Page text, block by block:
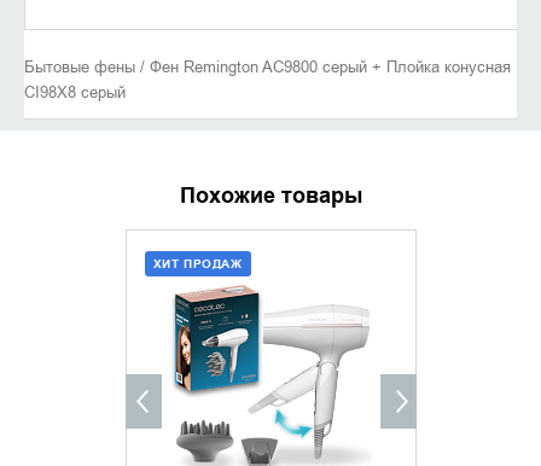
Бытовые фены / Фен Remington AC9800 серый + Плойка конусная
CI98X8 серый
Похожие товары
ХИТ ПРОДАЖ
ДОБАВИТЬ В КОРЗИНУ
КУПИТЬ В 1 КЛИК